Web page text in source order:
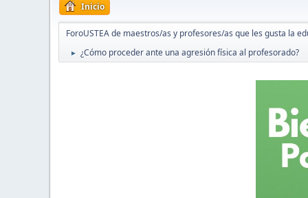
Inicio
ForoUSTEA de maestros/as y profesores/as que les gusta la
► ¿Cómo proceder ante una agresión física al profesorado?